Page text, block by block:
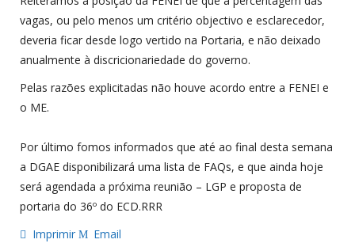
vagas, ou pelo menos um critério objectivo e esclarecedor,
deveria ficar desde logo vertido na Portaria, e não deixado
anualmente à discricionariedade do governo.
Pelas razões explicitadas não houve acordo entre a FENEI e
o ME.
Por último fomos informados que até ao final desta semana
a DGAE disponibilizará uma lista de FAQs, e que ainda hoje
será agendada a próxima reunião – LGP e proposta de
portaria do 36º do ECD.RRR
Imprimir
Email